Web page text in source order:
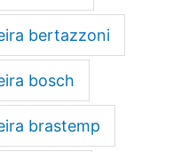
bertazzoni
bosch
brastemp